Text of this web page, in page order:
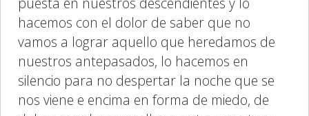
hacemos con el dolor de saber que no
vamos a lograr aquello que heredamos de
nuestros antepasados, lo hacemos en
silencio para no despertar la noche que se
nos viene e encima en forma de miedo, de